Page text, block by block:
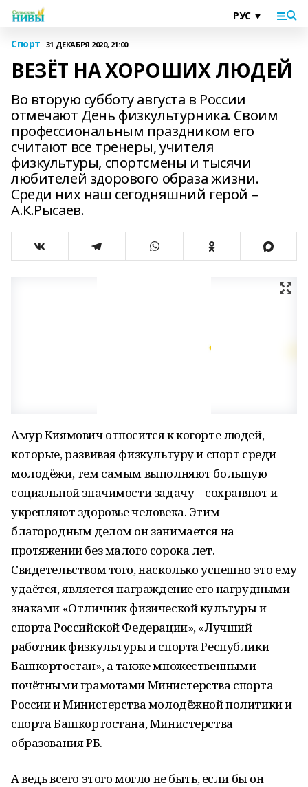
Спорт 31 ДЕКАБРЯ 2020, 21:00
ВЕЗЁТ НА ХОРОШИХ ЛЮДЕЙ
Во вторую субботу августа в России
отмечают День физкультурника. Своим
профессиональным праздником его
считают все тренеры, учителя
физкультуры, спортсмены и тысячи
любителей здорового образа жизни.
Среди них наш сегодняшний герой –
А.К.Рысаев.
Амур Киямович относится к когорте людей,
которые, развивая физкультуру и спорт среди
молодёжи, тем самым выполняют большую
социальной значимости задачу – сохраняют и
укрепляют здоровье человека. Этим
благородным делом он занимается на
протяжении без малого сорока лет.
Свидетельством того, насколько успешно это ему
удаётся, является награждение его нагрудными
знаками «Отличник физической культуры и
спорта Российской Федерации», «Лучший
работник физкультуры и спорта Республики
Башкортостан», а также множественными
почётными грамотами Министерства спорта
России и Министерства молодёжной политики и
спорта Башкортостана, Министерства
образования РБ.
А ведь всего этого могло не быть, если бы он